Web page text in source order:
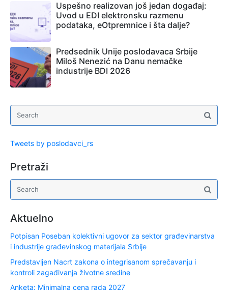
Uspešno realizovan još jedan događaj:
Uvod u EDI elektronsku razmenu
podataka, eOtpremnice i šta dalje?
Predsednik Unije poslodavaca Srbije
Miloš Nenezić na Danu nemačke
industrije BDI 2026
Tweets by poslodavci_rs
Pretraži
Aktuelno
Potpisan Poseban kolektivni ugovor za sektor građevinarstva
i industrije građevinskog materijala Srbije
Predstavljen Nacrt zakona o integrisanom sprečavanju i
kontroli zagađivanja životne sredine
Anketa: Minimalna cena rada 2027